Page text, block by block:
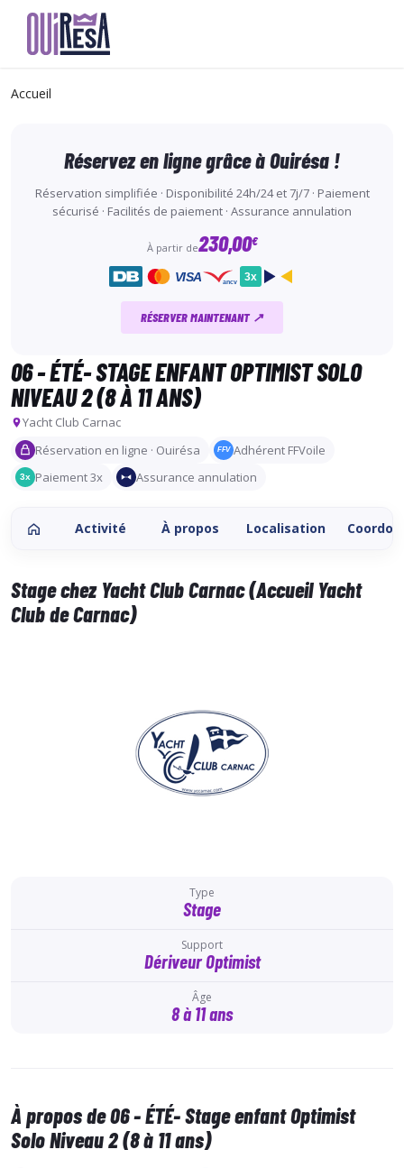
contenu
Accueil
06 - ÉTÉ- STAGE ENFANT OPTIMIST SOLO
NIVEAU 2 (8 À 11 ANS)
Yacht Club Carnac
Réservation en ligne · Ouirésa
FFV Adhérent FFVoile
3x Paiement 3x Assurance annulation
Activité À propos Localisation
Stage chez Yacht Club Carnac (Accueil Yacht
Club de Carnac)
Type
Stage
Support
Dériveur Optimist
Âge
8 à 11 ans
À propos de 06 - ÉTÉ- Stage enfant Optimist
Solo Niveau 2 (8 à 11 ans)
Réservez en ligne grâce à Ouirésa !
Réservation simplifiée · Disponibilité 24h/24 et 7j/7 · Paiement
sécurisé · Facilités de paiement · Assurance annulation
À partir de230,00€
VISA ancv 3x
RÉSERVER MAINTENANT ↗